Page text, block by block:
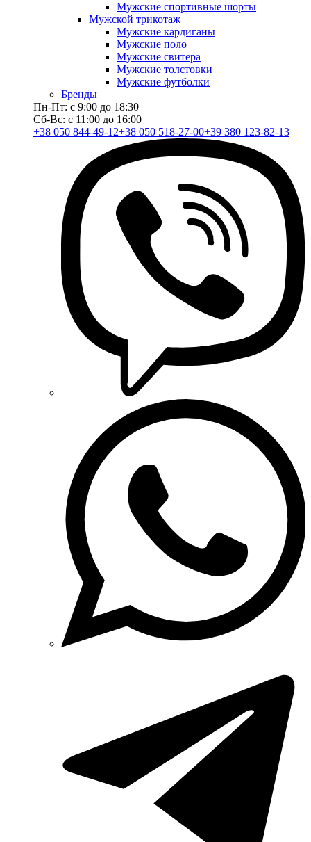
Мужские спортивные шорты
Мужской трикотаж
Мужские кардиганы
Мужские поло
Мужские свитера
Мужские толстовки
Мужские футболки
Бренды
Пн-Пт: с 9:00 до 18:30
Сб-Вс: с 11:00 до 16:00
+38 050 844-49-12+38 050 518-27-00+39 380 123-82-13